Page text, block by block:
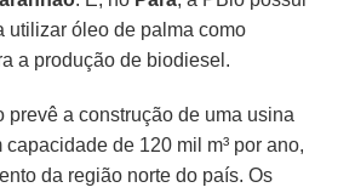
utilizar óleo de palma como
a produção de biodiesel.
prevê a construção de uma usina
de 120 mil m³ por ano,
da região norte do país. Os